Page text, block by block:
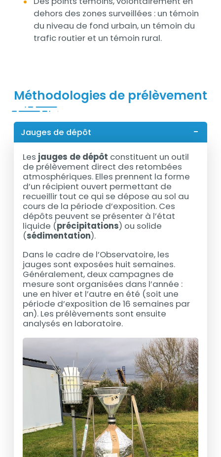
dehors des zones surveillées : un témoin
du niveau de fond urbain, un témoin du
trafic routier et un témoin rural.
Titre
Méthodologies de prélèvement
Jauges de dépôt
Les jauges de dépôt constituent un outil
de prélèvement direct des retombées
atmosphériques. Elles prennent la forme
d’un récipient ouvert permettant de
recueillir tout ce qui se dépose au sol au
cours de la période d’exposition. Ces
dépôts peuvent se présenter à l’état
liquide (précipitations) ou solide
(sédimentation).
Dans le cadre de l’Observatoire, les
jauges sont exposées huit semaines.
Généralement, deux campagnes de
mesure sont organisées dans l’année :
une en hiver et l’autre en été (soit une
période d’exposition de 16 semaines par
an). Les prélèvements sont ensuite
analysés en laboratoire.